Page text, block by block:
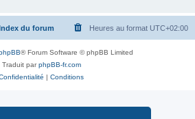
du forum Heures au format UTC+02:00
® Forum Software © phpBB Limited
Traduit parphpBB-fr.com
| Conditions